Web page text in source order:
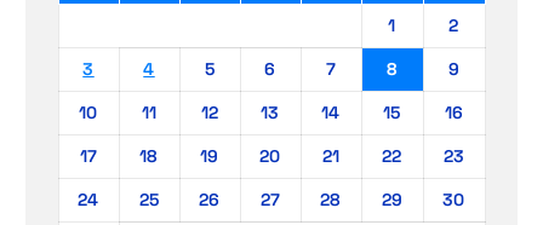
1
2
3
4 5 6 7 8
9
10
11 12 13 14 15
16
17
18 19 20 21 22
23
24
25 26 27 28 29
30